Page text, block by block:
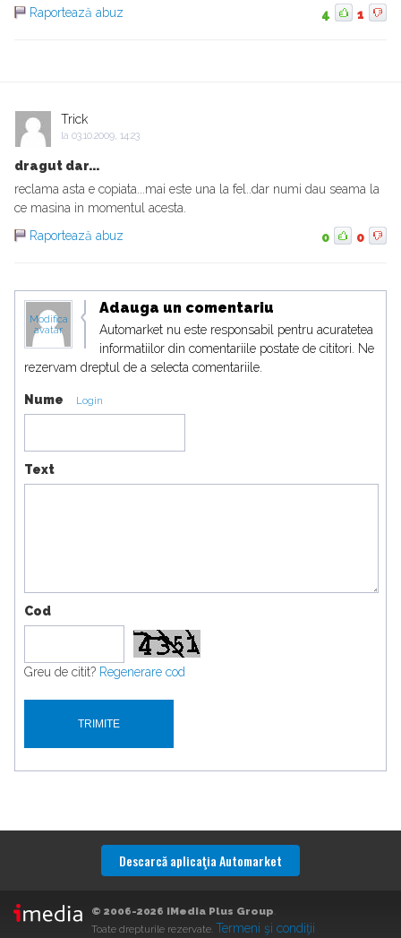
Raportează abuz
4 1
Trick
la 03.10.2009, 14:23
dragut dar...
reclama asta e copiata...mai este una la fel..dar numi dau seama la
ce masina in momentul acesta.
Raportează abuz
0 0
Modifica
avatar
Adauga un comentariu
Automarket nu este responsabil pentru acuratetea
informatiilor din comentariile postate de cititori. Ne
rezervam dreptul de a selecta comentariile.
Nume Login
Text
Cod
Greu de citit? Regenerare cod
Descarcă aplicaţia Automarket
© 2006-2026 iMedia Plus Group.
Toate drepturile rezervate. Termeni şi condiţii